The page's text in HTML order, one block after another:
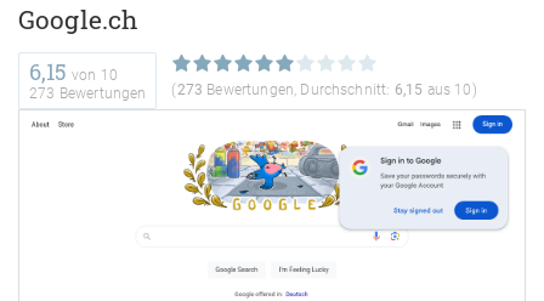
Google.ch
6,15 von 10
273 Bewertungen
(273 Bewertungen, Durchschnitt: 6,15 aus 10)